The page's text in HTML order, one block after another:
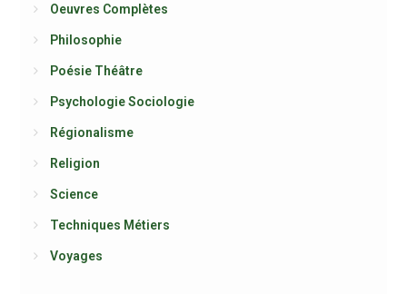
Oeuvres Complètes
Philosophie
Poésie Théâtre
Psychologie Sociologie
Régionalisme
Religion
Science
Techniques Métiers
Voyages